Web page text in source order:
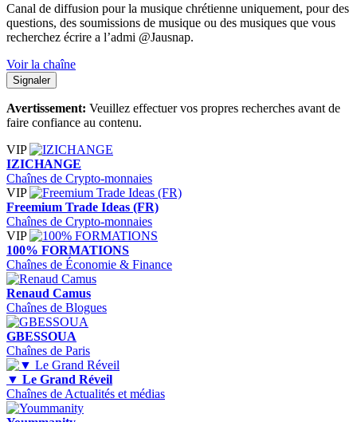
Canal de diffusion pour la musique chrétienne uniquement, pour des
questions, des soumissions de musique ou des musiques que vous
recherchez écrire a l’admi @Jausnap.
Voir la chaîne
Signaler
Avertissement: Veuillez effectuer vos propres recherches avant de
faire confiance au contenu.
VIP
IZICHANGE
Chaînes de Crypto-monnaies
VIP
Freemium Trade Ideas (FR)
Chaînes de Crypto-monnaies
VIP
100% FORMATIONS
Chaînes de Économie & Finance
Renaud Camus
Chaînes de Blogues
GBESSOUA
Chaînes de Paris
▼ Le Grand Réveil
Chaînes de Actualités et médias